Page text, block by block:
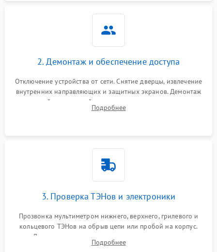
2. Демонтаж и обеспечение доступа
Отключение устройства от сети. Снятие дверцы, извлечение
внутренних направляющих и защитных экранов. Демонтаж
задней или верхней панели для прямого доступа к
нагревательным элементам, плате и вентиляторам.
Подробнее
3. Проверка ТЭНов и электроники
Прозвонка мультиметром нижнего, верхнего, грилевого и
кольцевого ТЭНов на обрыв цепи или пробой на корпус.
Диагностика термостата, датчиков температуры,
переключателя режимов и мотора конвекции.
Подробнее